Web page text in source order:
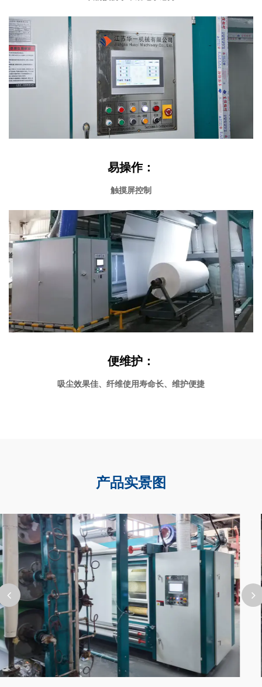
易操作：
触摸屏控制
便维护：
吸尘效果佳、纤维使用寿命长、维护便捷
产品实景图